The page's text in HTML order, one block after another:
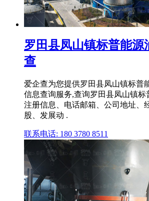
罗田县凤山镇标普能源
查
爱企查为您提供罗田县凤山镇标普
信息查询服务,查询罗田县凤山镇
注册信息、电话邮箱、公司地址、
股、发展动 .
联系电话: 180 3780 8511